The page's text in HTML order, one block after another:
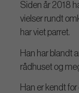
Siden år 2018
vielser rundt
har viet parret.
Han har blandt
rådhuset og
Han er kendt